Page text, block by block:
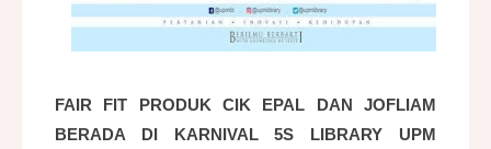
FAIR FIT PRODUK CIK EPAL DAN JOFLIAM
BERADA DI KARNIVAL 5S LIBRARY UPM